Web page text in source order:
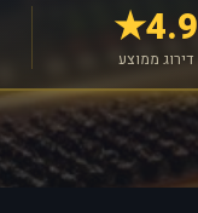
4.9★
דירוג ממוצע